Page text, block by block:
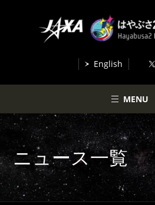
English
MENU
ニュース一覧